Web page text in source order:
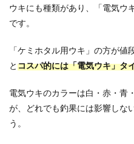
ウキにも種類があり、「電気ウ
です。
「ケミホタル用ウキ」の方が値
とコスパ的には「電気ウキ」タ
電気ウキのカラーは白・赤・青
が、どれでも釣果には影響しな
う。